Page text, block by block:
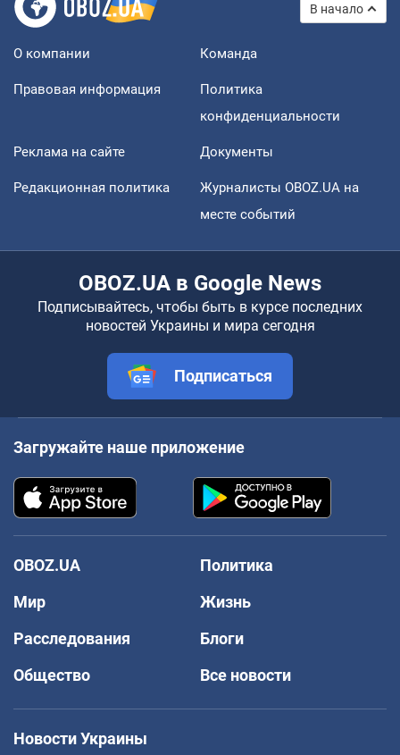
В начало
О компании Команда
Правовая информация
Политика
конфиденциальности
Реклама на сайте Документы
Редакционная политика
Журналисты OBOZ.UA на
месте событий
OBOZ.UA в Google News
Подписывайтесь, чтобы быть в курсе последних
новостей Украины и мира сегодня
Подписаться
Загружайте наше приложение
OBOZ.UA
Политика
Мир
Жизнь
Расследования
Блоги
Общество
Все новости
Новости Украины